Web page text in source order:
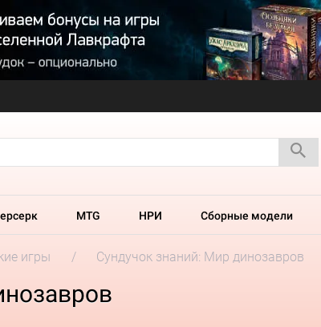
MTG НРИ Сборные модели
игры Сундучок знаний: Мир динозавров